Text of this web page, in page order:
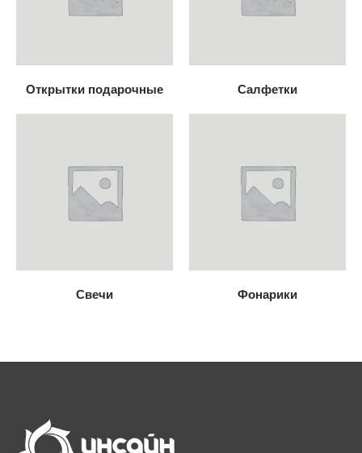
Открытки подарочные Салфетки
Свечи Фонарики